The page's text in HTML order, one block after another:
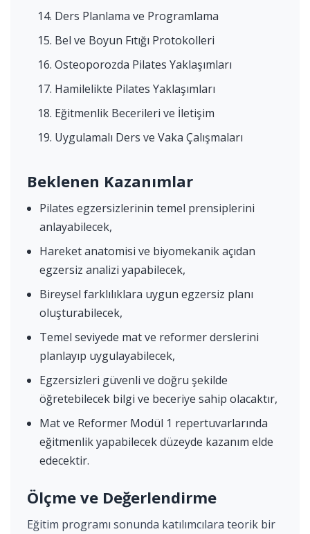
Ders Planlama ve Programlama
Bel ve Boyun Fıtığı Protokolleri
Osteoporozda Pilates Yaklaşımları
Hamilelikte Pilates Yaklaşımları
Eğitmenlik Becerileri ve İletişim
Uygulamalı Ders ve Vaka Çalışmaları
Beklenen Kazanımlar
Pilates egzersizlerinin temel prensiplerini
anlayabilecek,
Hareket anatomisi ve biyomekanik açıdan
egzersiz analizi yapabilecek,
Bireysel farklılıklara uygun egzersiz planı
oluşturabilecek,
Temel seviyede mat ve reformer derslerini
planlayıp uygulayabilecek,
Egzersizleri güvenli ve doğru şekilde
öğretebilecek bilgi ve beceriye sahip olacaktır,
Mat ve Reformer Modül 1 repertuvarlarında
eğitmenlik yapabilecek düzeyde kazanım elde
edecektir.
Ölçme ve Değerlendirme
Eğitim programı sonunda katılımcılara teorik bir